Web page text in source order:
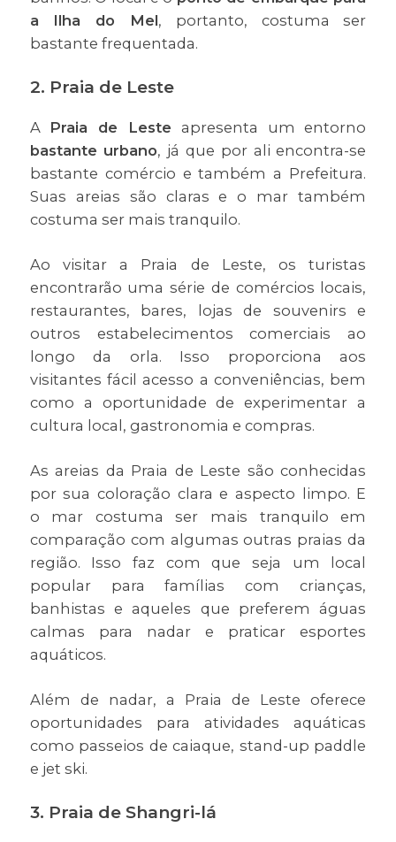
a Ilha do Mel, portanto, costuma ser
bastante frequentada.
2. Praia de Leste
A Praia de Leste apresenta um entorno
bastante urbano, já que por ali encontra-se
bastante comércio e também a Prefeitura.
Suas areias são claras e o mar também
costuma ser mais tranquilo.
Ao visitar a Praia de Leste, os turistas
encontrarão uma série de comércios locais,
restaurantes, bares, lojas de souvenirs e
outros estabelecimentos comerciais ao
longo da orla. Isso proporciona aos
visitantes fácil acesso a conveniências, bem
como a oportunidade de experimentar a
cultura local, gastronomia e compras.
As areias da Praia de Leste são conhecidas
por sua coloração clara e aspecto limpo. E
o mar costuma ser mais tranquilo em
comparação com algumas outras praias da
região. Isso faz com que seja um local
popular para famílias com crianças,
banhistas e aqueles que preferem águas
calmas para nadar e praticar esportes
aquáticos.
Além de nadar, a Praia de Leste oferece
oportunidades para atividades aquáticas
como passeios de caiaque, stand-up paddle
e jet ski.
3. Praia de Shangri-lá